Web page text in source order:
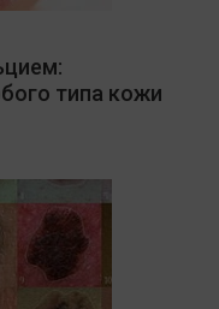
типа кожи